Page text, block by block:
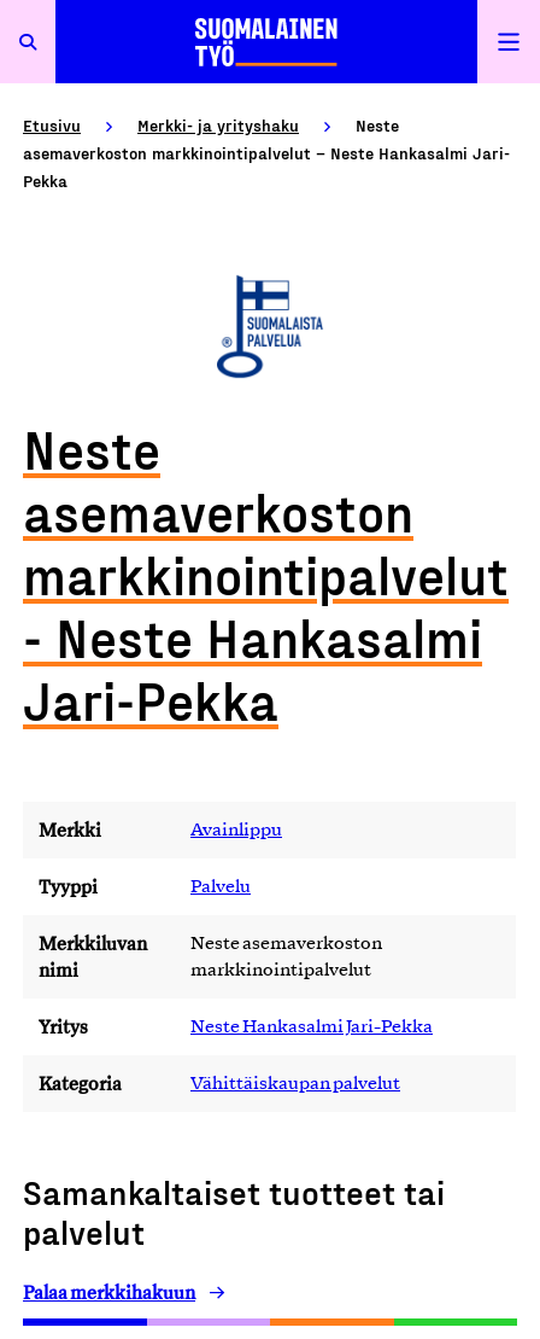
Etusivu Merkki- ja yrityshaku
Neste
asemaverkoston markkinointipalvelut – Neste Hankasalmi Jari-
Pekka
Neste
asemaverkoston
markkinointipalvelut
- Neste Hankasalmi
Jari-Pekka
Merkki Avainlippu
Tyyppi Palvelu
Merkkiluvan
nimi
Neste asemaverkoston
markkinointipalvelut
Yritys Neste Hankasalmi Jari-Pekka
Kategoria Vähittäiskaupan palvelut
Samankaltaiset tuotteet tai
palvelut
Palaa merkkihakuun